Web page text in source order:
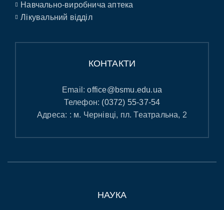
Навчально-виробнича аптека
Лікувальний відділ
КОНТАКТИ
Email:office@bsmu.edu.ua
Телефон: (0372) 55-37-54
Адреса: : м. Чернівці, пл. Театральна, 2
НАУКА